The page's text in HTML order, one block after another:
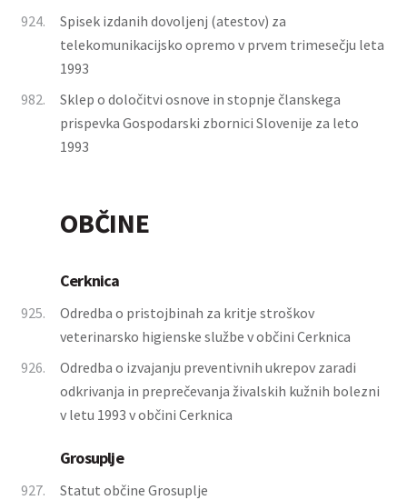
924.
Spisek izdanih dovoljenj (atestov) za
telekomunikacijsko opremo v prvem trimesečju leta
1993
982.
Sklep o določitvi osnove in stopnje članskega
prispevka Gospodarski zbornici Slovenije za leto
1993
OBČINE
Cerknica
925.
Odredba o pristojbinah za kritje stroškov
veterinarsko higienske službe v občini Cerknica
926.
Odredba o izvajanju preventivnih ukrepov zaradi
odkrivanja in preprečevanja živalskih kužnih bolezni
v letu 1993 v občini Cerknica
Grosuplje
927.
Statut občine Grosuplje